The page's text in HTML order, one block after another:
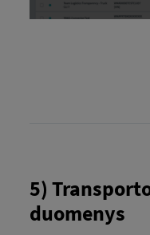
5)
duomenys